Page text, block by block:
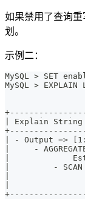
如果禁用了查询重
划。
示例二：
MySQL > SET
MySQL >
| Explain
| - Output
|     -
|
|         -
|
|